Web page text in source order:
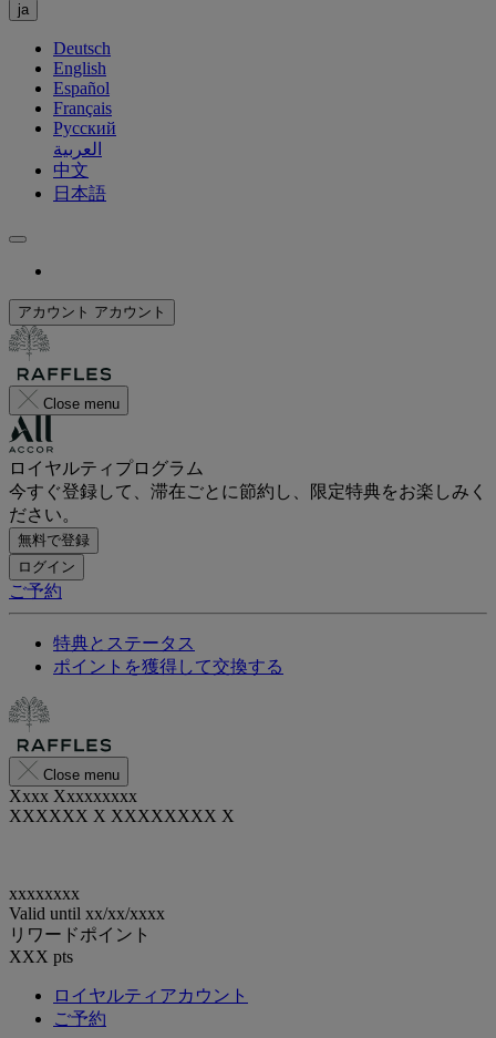
ja
Deutsch
English
Español
Français
Русский
العربية
中文
日本語
アカウント アカウント
Close menu
ロイヤルティプログラム
今すぐ登録して、滞在ごとに節約し、限定特典をお楽しみく
ださい。
無料で登録
ログイン
ご予約
特典とステータス
ポイントを獲得して交換する
Close menu
Xxxx Xxxxxxxxx
XXXXXX X XXXXXXXX X
xxxxxxxx
Valid until xx/xx/xxxx
リワードポイント
XXX pts
ロイヤルティアカウント
ご予約